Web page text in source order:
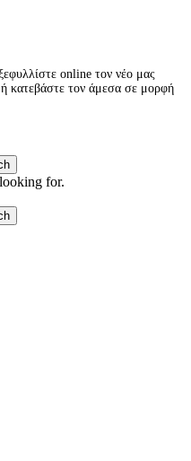
online τον νέο μας
ή κατεβάστε τον άμεσα σε μορφή
for.